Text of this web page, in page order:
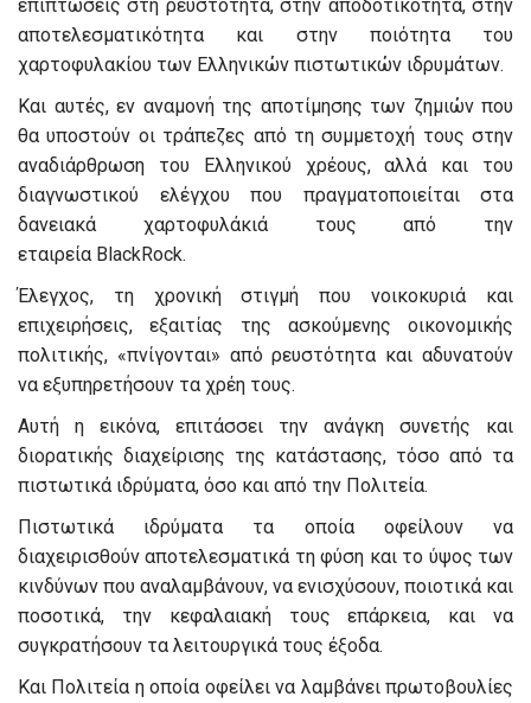
επιπτώσεις στη ρευστότητα, στην αποδοτικότητα, στην
αποτελεσματικότητα και στην ποιότητα του
χαρτοφυλακίου των Ελληνικών πιστωτικών ιδρυμάτων.
Και αυτές, εν αναμονή της αποτίμησης των ζημιών που
θα υποστούν οι τράπεζες από τη συμμετοχή τους στην
αναδιάρθρωση του Ελληνικού χρέους, αλλά και του
διαγνωστικού ελέγχου που πραγματοποιείται στα
δανειακά χαρτοφυλάκιά τους από την
εταιρεία BlackRock.
Έλεγχος, τη χρονική στιγμή που νοικοκυριά και
επιχειρήσεις, εξαιτίας της ασκούμενης οικονομικής
πολιτικής, «πνίγονται» από ρευστότητα και αδυνατούν
να εξυπηρετήσουν τα χρέη τους.
Αυτή η εικόνα, επιτάσσει την ανάγκη συνετής και
διορατικής διαχείρισης της κατάστασης, τόσο από τα
πιστωτικά ιδρύματα, όσο και από την Πολιτεία.
Πιστωτικά ιδρύματα τα οποία οφείλουν να
διαχειρισθούν αποτελεσματικά τη φύση και το ύψος των
κινδύνων που αναλαμβάνουν, να ενισχύσουν, ποιοτικά και
ποσοτικά, την κεφαλαιακή τους επάρκεια, και να
συγκρατήσουν τα λειτουργικά τους έξοδα.
Και Πολιτεία η οποία οφείλει να λαμβάνει πρωτοβουλίες